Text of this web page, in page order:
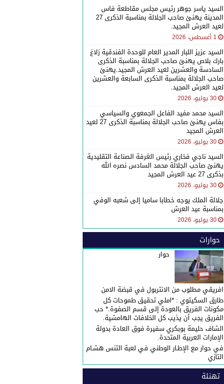
السيد ياسر جوهر رئيس مجلس مقاطعة فاس
المدينة يهنئ صاحب الجلالة بمناسبة الذكرى 27
لعيد العرش المجيد.
1 أغسطس، 2026
السيد عزيز اللبار المدير العام للوحدة الفندقية زلاغ
بارك بلاص يهنئ صاحب الجلالة بمناسبة الذكرى
السادسة والعشرين لعيد العرش المجيد.يهنئ
صاحب الجلالة بمناسبة الذكرى السابعة والعشرين
لعيد العرش المجيد.
30 يوليو، 2026
السيد محمد مفيد الفاعل الجمعوي والسياسي
بفاس يهنئ صاحب الجلالة بمناسبة الذكرى 27 لعيد
العرش المجيد
30 يوليو، 2026
السيد ناجي فخاري رئيس الغرفة الصناعة التقليدية
يهنئ صاحب الجلالة محمد السادس نصره الله
بذكرى 27 عيد العرش المجيد
30 يوليو، 2026
جلالة الملك يوجه خطابا ساميا إلى شعبه الوفي
بمناسبة عيد العرش
30 يوليو، 2026
حوارات
حوار
افريقي مطلوب من الانتربول في قبضة الامن
طارق السكيتوي : *املي تحقيق طموحات كل
مكونات الفريق بالعودة إلى قسم الصفوة.* حب
الفريق يجب أن يذيب كل الخلافات الهامشية.
الشاف حليمة بوبكري سفيرة فوق العادة بدولة
الإمارات العربية المتحدة.
في حوار مع الإطـار الوطني في لعبة التنس هشـام
التازي
تهنئة